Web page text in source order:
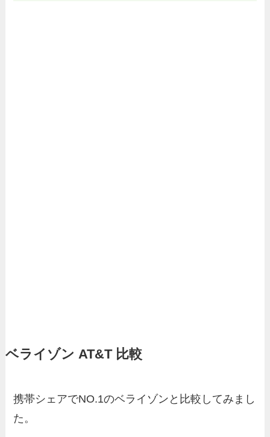
ベライゾン AT&T 比較
携帯シェアでNO.1のベライゾンと比較してみまし
た。